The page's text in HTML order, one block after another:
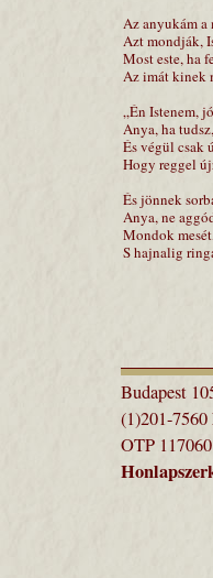
Az anyukám a
Azt mondják,
Most este, ha
Az imát kinek
„Én Istenem,
Anya, ha
És végül csak
Hogy reggel
És jönnek
Anya, ne
Mondok
S hajnalig
Budapest
(1)201-7560
OTP